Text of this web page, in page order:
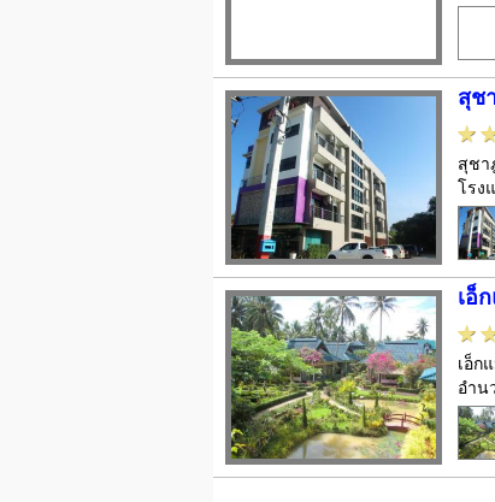
สุช
สุชา
โรง
เอ็
เอ็ก
อำน